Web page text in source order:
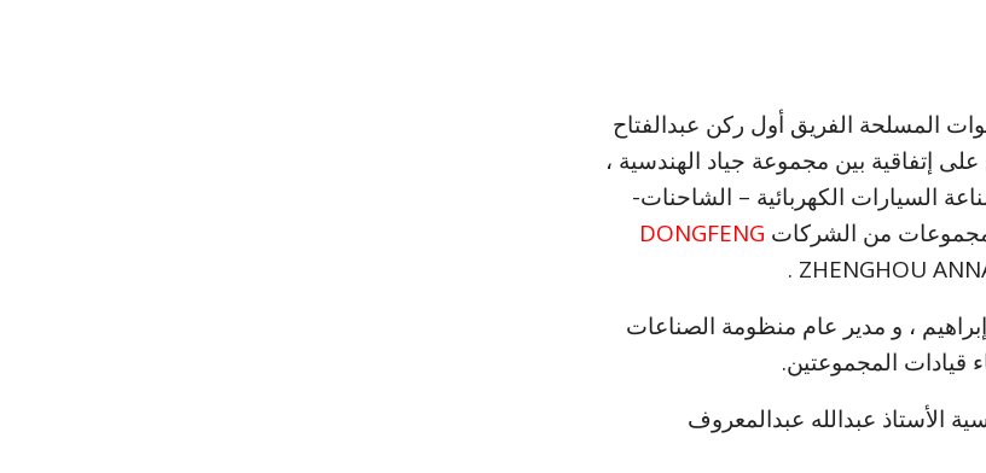
المسلحة الفريق أول ركن عبدالفتاح
إتفاقية بين مجموعة جياد الهندسية ،
السيارات الكهربائية – الشاحنات-
مجموعات من الشركات DONGFENG
، و مدير عام منظومة الصناعات
قيادات المجموعتين.
الأستاذ عبدالله عبدالمعروف